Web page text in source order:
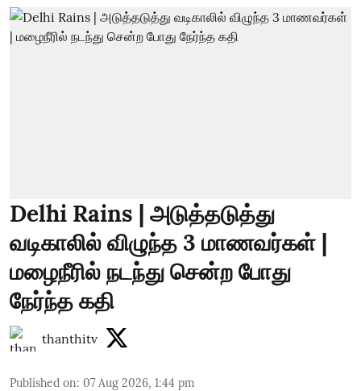
Delhi Rains | அடுத்தடுத்து
வடிகாலில் விழுந்த 3 மாணவர்கள் |
மழைநீரில் நடந்து சென்ற போது
நேர்ந்த கதி
thanthitv
Published on: 07 Aug 2026, 1:44 pm